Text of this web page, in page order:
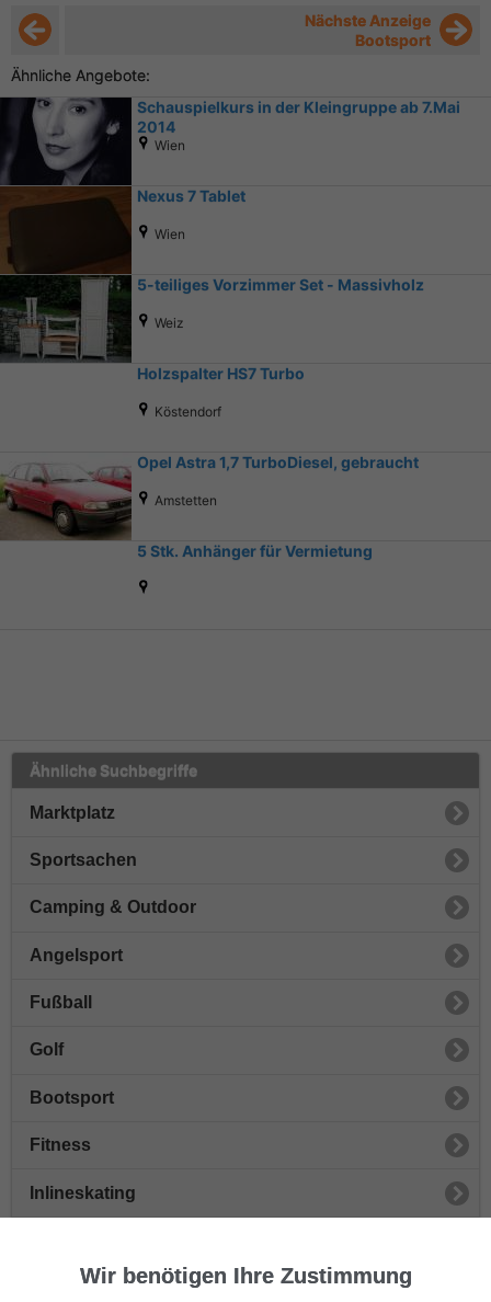
Nächste Anzeige
Bootsport
Ähnliche Angebote:
Schauspielkurs in der Kleingruppe ab 7.Mai
2014
Wien
Nexus 7 Tablet
Wien
5-teiliges Vorzimmer Set - Massivholz
Weiz
Holzspalter HS7 Turbo
Köstendorf
Opel Astra 1,7 TurboDiesel, gebraucht
Amstetten
5 Stk. Anhänger für Vermietung
Ähnliche Suchbegriffe
Marktplatz
Sportsachen
Camping & Outdoor
Angelsport
Fußball
Golf
Bootsport
Fitness
Inlineskating
RadsportWir benötigen Ihre Zustimmung